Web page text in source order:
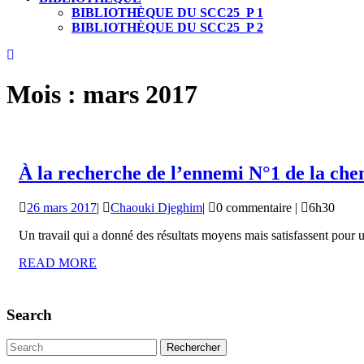
BIBLIOTHÈQUE DU SCC25_P 1
BIBLIOTHÈQUE DU SCC25_P 2
Mois : mars 2017
À la recherche de l’ennemi N°1 de la
26 mars 201726
2017
| Chaouki DjeghimChaouki
| 0 commentaire |
6h30
Un travail qui a donné des résultats moyens mais satisfassent pour
READ MORE
Search
Search
for: